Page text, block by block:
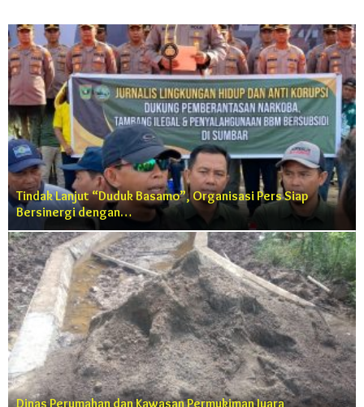
Tindak Lanjut “Duduk Basamo”, Organisasi Pers Siap
Bersinergi dengan…
Dinas Perumahan dan Kawasan Permukiman Juara